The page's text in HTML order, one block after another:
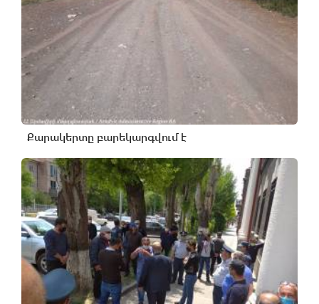
Քարակերտը բարեկարգվում է